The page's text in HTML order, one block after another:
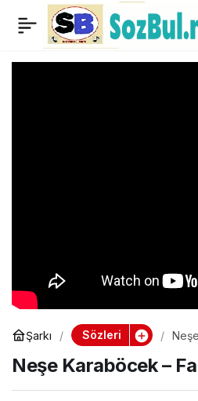
Şarkı Sözleri
Neşe Karaböcek –
Neşe Karaböcek –
Fakkar